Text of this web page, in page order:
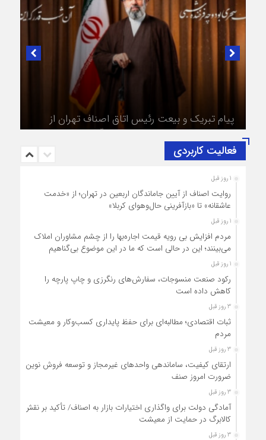
در لبیک به تصمیم سرنوشت‌ساز مجلس خبرگان رهبری؛
پیام تبریک و بیعت رئیس اتاق اصناف تهران از
طرف اصناف و بازاریان با مقام معظّم رهبری،
حضرت آیت‌الله سید مجتبی خامنه‌ای (حفظه‌الله)
فعالیت کاربردی
1 روز قبل
روایت اصناف از آیین جاماندگان اربعین در تهران؛ از «خدمت
عاشقانه» تا «بازآفرینی حال‌وهوای کربلا»
1 روز قبل
مردم افزایش بی رویه قیمت اجاره‌بها را از چشم مشاوران املاک
می‌بینند؛ این در حالی است که ما در این موضوع بی‌گناهیم
1 روز قبل
رکود صنعت منسوجات، سفارش‌های رنگرزی و چاپ پارچه را
کاهش داده است
3 روز قبل
ثبات اقتصادی؛ مطالبه‌ای برای حفظ پایداری کسب‌وکار و معیشت
مردم
3 روز قبل
ارتقای کیفیت، ساماندهی واحدهای غیرمجاز و توسعه فروش نوین،
ضرورت امروز صنف
3 روز قبل
آمادگی دولت برای واگذاری اختیارات بازار به اصناف/ تأکید بر نقش
کالابرگ در حمایت از معیشت
3 روز قبل